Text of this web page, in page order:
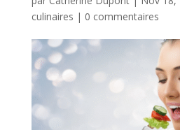
culinaires | 0 commentaires